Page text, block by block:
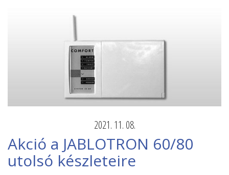
2021. 11. 08.
Akció a JABLOTRON 60/80
utolsó készleteire